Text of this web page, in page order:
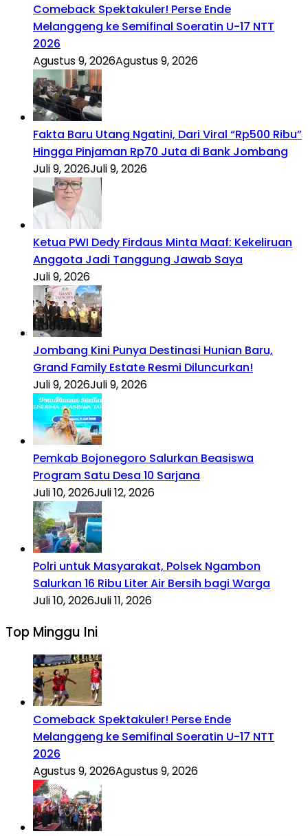
Comeback Spektakuler! Perse Ende
Melanggeng ke Semifinal Soeratin U-17 NTT
2026
Agustus 9, 2026Agustus 9, 2026
Fakta Baru Utang Ngatini, Dari Viral “Rp500 Ribu”
Hingga Pinjaman Rp70 Juta di Bank Jombang
Juli 9, 2026Juli 9, 2026
Ketua PWI Dedy Firdaus Minta Maaf: Kekeliruan
Anggota Jadi Tanggung Jawab Saya
Juli 9, 2026
Jombang Kini Punya Destinasi Hunian Baru,
Grand Family Estate Resmi Diluncurkan!
Juli 9, 2026Juli 9, 2026
Pemkab Bojonegoro Salurkan Beasiswa
Program Satu Desa 10 Sarjana
Juli 10, 2026Juli 12, 2026
Polri untuk Masyarakat, Polsek Ngambon
Salurkan 16 Ribu Liter Air Bersih bagi Warga
Juli 10, 2026Juli 11, 2026
Top Minggu Ini
Comeback Spektakuler! Perse Ende
Melanggeng ke Semifinal Soeratin U-17 NTT
2026
Agustus 9, 2026Agustus 9, 2026